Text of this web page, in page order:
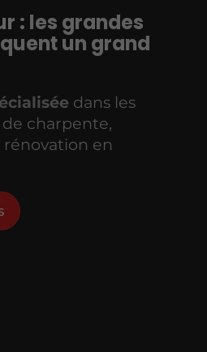
: les grandes
un grand
dans les
charpente,
en